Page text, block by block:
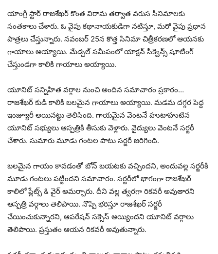
యాంగ్రీ స్టార్ రాజశేఖర్ కొంత విరామ తర్వాత వరుస సినిమాలకు
సంతకాలు చేశారు. ఓ వైపు కథానాయకుడిగా నటిస్తూ, మరో వైపు ప్రధాన
పాత్రలు చేస్తున్నారు. నవంబర్ 25న కొత్త సినిమా చిత్రీకరణలో ఆయనకు
గాయాలు అయ్యాయి. మేడ్చల్ సమీపంలో యాక్షన్ సీక్వెన్స్ షూటింగ్
చేస్తుండగా కాలికి గాయాలు అయ్యాయి.
యూనిట్ సన్నిహిత వర్గాల నుంచి అందిన సమాచారం ప్రకారం…
రాజశేఖర్ కుడి కాలికి బలమైన గాయాలు అయ్యాయి. మడమ దగ్గర పెద్ద
ఇంజ్యూరీ అయినట్టు తెలిసింది. గాయమైన వెంటనే హుటాహుటిన
యూనిట్ సభ్యులు ఆస్పత్రికి తీసుకు వెళ్లారు. వైద్యులు వెంటనే సర్జరీ
చేశారు. సుమారు మూడు గంటల పాటు సర్జరీ జరిగింది.
బలమైన గాయం కావడంతో బోన్ బయటకు వచ్చిందని, అందువల్ల సర్జరీకి
మూడు గంటలు పట్టిందని సమాచారం. సర్జరీలో భాగంగా రాజశేఖర్
కాలిలో ప్లేట్స్ & వైర్ అమర్చారు. దీని వల్ల త్వరగా రికవరీ అవుతారని
ఆస్పత్రి వర్గాలు తెలిపాయి. నొప్పి భరిస్తూ రాజశేఖర్ సర్జరీ
చేయించుకున్నారని, ఆపరేషన్ సక్సెస్ అయ్యిందని యూనిట్ వర్గాలు
తెలిపాయి. ప్రస్తుతం ఆయన రికవరీ అవుతున్నారు.